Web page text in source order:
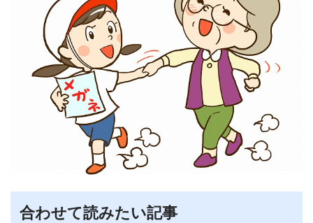
合わせて読みたい記事